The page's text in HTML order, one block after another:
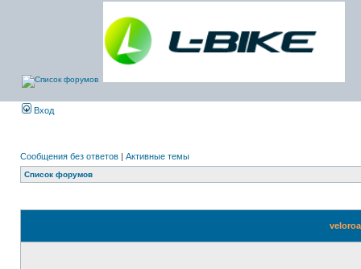
Вход
Сообщения без ответов | Активные темы
Список форумов